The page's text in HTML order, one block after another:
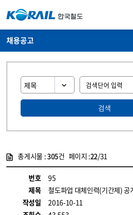
채용공고
검색
총게시물 :305건 페이지 :22/31
번호
95
제목
철도파업 대체인력(기간제) 공
작성일
2016-10-11